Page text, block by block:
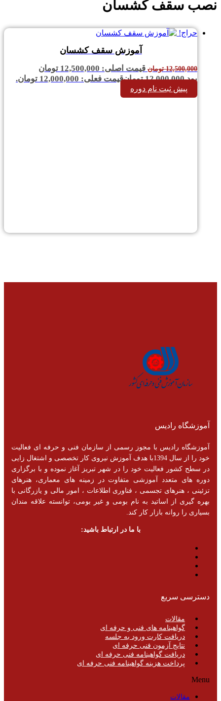
نصب سقف کشسان
حراج!
آموزش سقف کشسان
12,500,000 تومان
قیمت اصلی: 12,500,000 تومان
بود.12,000,000 تومانقیمت فعلی: 12,000,000 تومان.
پیش ثبت نام دوره
آموزشگاه رادیس
آموزشگاه رادیس با مجوز رسمی از سازمان فنی و حرفه ای فعالیت
خود را از سال 1394با هدف آموزش نیروی کار تخصصی و اشتغال زایی
در سطح کشور فعالیت خود را در شهر تبریز آغاز نموده و با برگزاری
دوره های متعدد آموزشی متفاوت در زمینه های معماری، هنرهای
تزئینی ، هنرهای تجسمی ، فناوری اطلاعات ، امور مالی و یازرگانی با
بهره گیری از اساتید به نام بومی و غیر بومی، توانسته علاقه مندان
بسیاری را روانه بازار کار کند.
با ما در ارتباط باشید:
دسترسی سریع
مقالات
گواهینامه های فنی و حرفه ای
دریافت کارت ورود به جلسه
نتایج آزمون فنی حرفه ای
دریافت گواهینامه فنی حرفه ای
پرداخت هزینه گواهینامه فنی حرفه ای
Menu
مقالات